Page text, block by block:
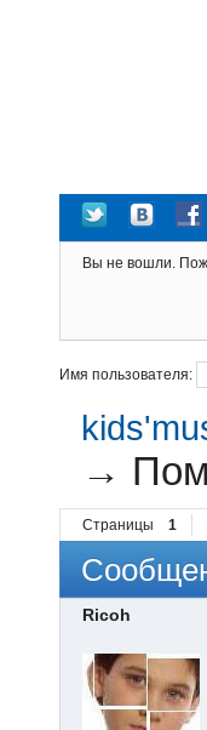
Вы не вошли.
Имя пользователя:
→
Страницы 1
Ricoh